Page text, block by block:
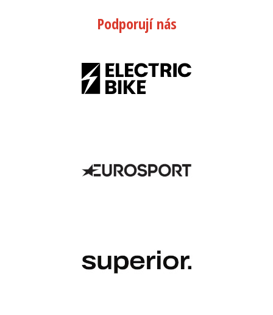
Podporují nás